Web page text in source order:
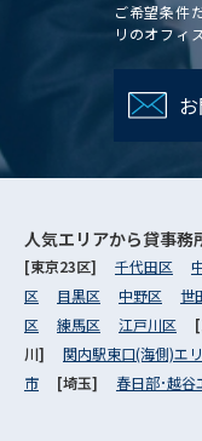
ご希望条件
リのオフィ
人気エリアから貸事務
[東京23区] 千代田区
区
目黒区 中野区 世
区
練馬区 江戸川区
川] 関内駅東口(海側)エ
市
[埼玉] 春日部･越谷